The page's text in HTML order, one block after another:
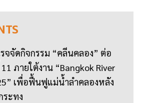
รจจัดกิจกรรม “คลีนคลอง” ต่อ
ภายใต้งาน “Bangkok River
เพื่อฟื้นฟูแม่น้ำลำคลองหลัง
ระทง